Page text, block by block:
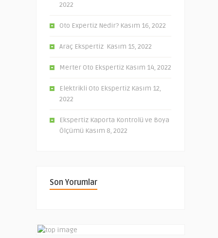
2022
Oto Expertiz Nedir? Kasım 16, 2022
Araç Ekspertiz Kasım 15, 2022
Merter Oto Ekspertiz Kasım 14, 2022
Elektrikli Oto Ekspertiz Kasım 12,
2022
Ekspertiz Kaporta Kontrolü ve Boya
Ölçümü Kasım 8, 2022
Son Yorumlar